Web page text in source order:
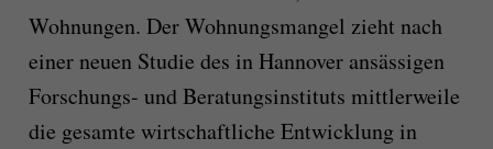
Wohnungen. Der Wohnungsmangel zieht nach
einer neuen Studie des in Hannover ansässigen
Forschungs- und Beratungsinstituts mittlerweile
die gesamte wirtschaftliche Entwicklung in